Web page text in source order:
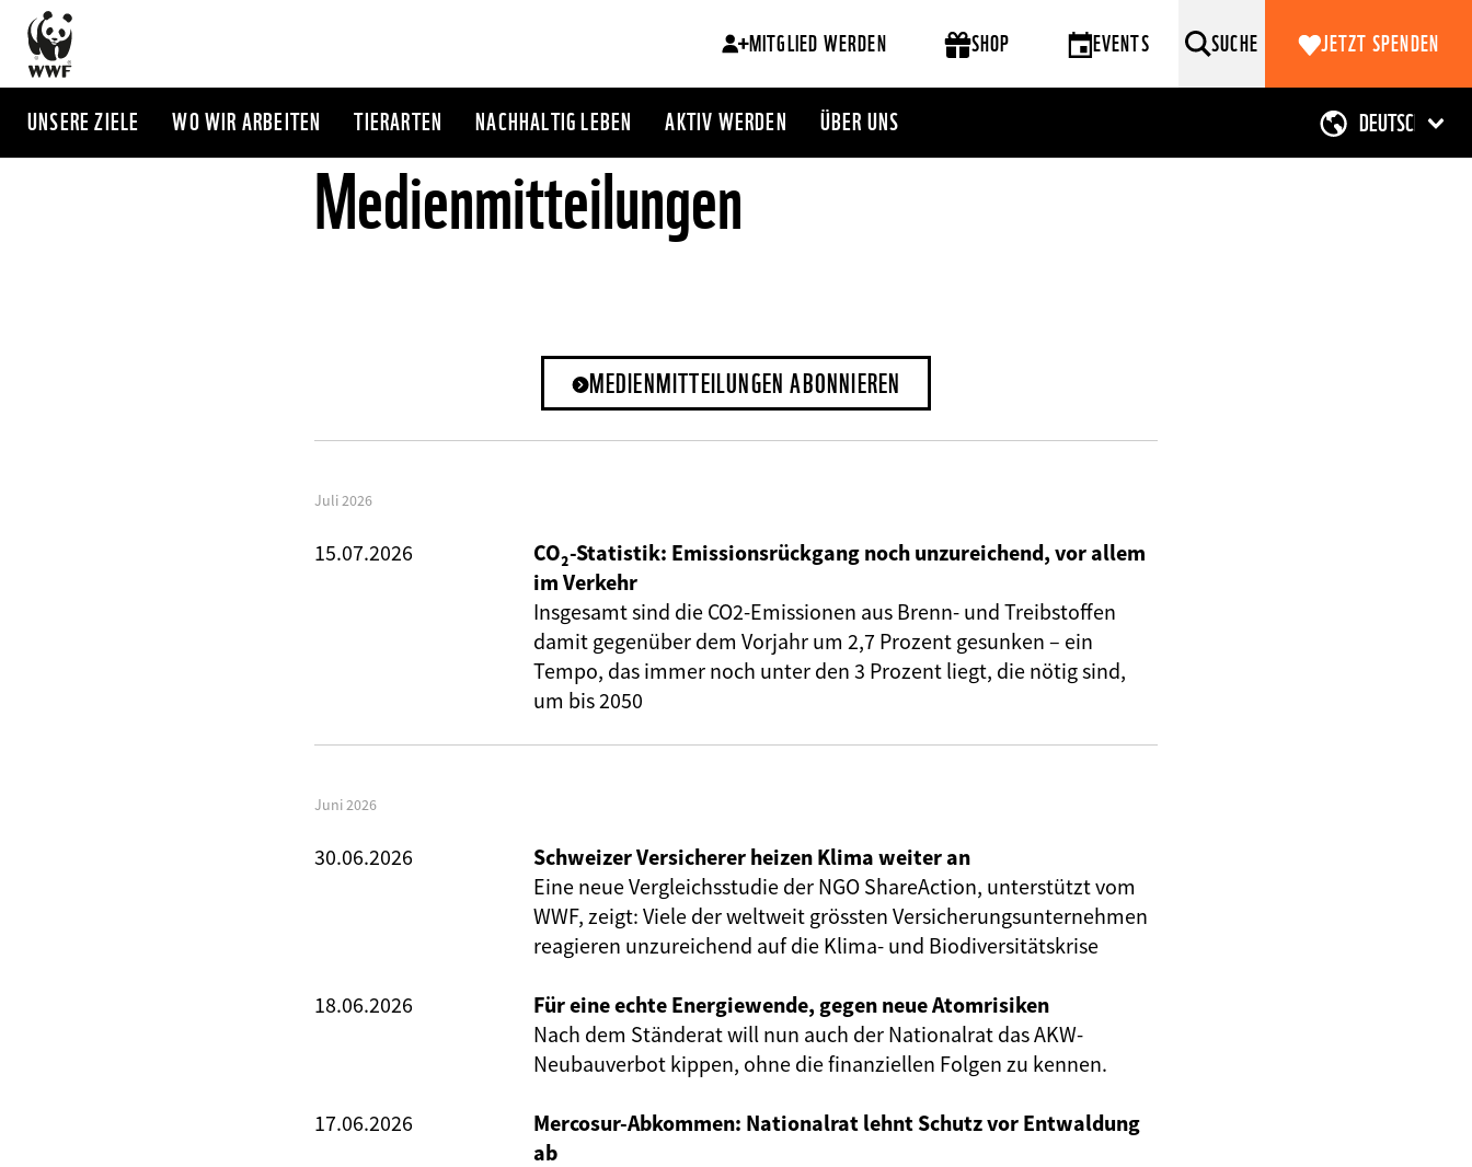
Direkt
zum
Inhalt
MITGLIED WERDEN SHOP EVENTS SUCHE JETZT SPENDEN
UNSERE ZIELE WO WIR ARBEITEN TIERARTEN NACHHALTIG LEBEN AKTIV WERDEN ÜBER UNS
Medienmitteilungen
MEDIENMITTEILUNGEN ABONNIEREN
Juli 2026
15.07.2026
CO₂-Statistik: Emissionsrückgang noch unzureichend, vor allem
im Verkehr
Insgesamt sind die CO2-Emissionen aus Brenn- und Treibstoffen
damit gegenüber dem Vorjahr um 2,7 Prozent gesunken – ein
Tempo, das immer noch unter den 3 Prozent liegt, die nötig sind,
um bis 2050
Juni 2026
30.06.2026
Schweizer Versicherer heizen Klima weiter an
Eine neue Vergleichsstudie der NGO ShareAction, unterstützt vom
WWF, zeigt: Viele der weltweit grössten Versicherungsunternehmen
reagieren unzureichend auf die Klima- und Biodiversitätskrise
18.06.2026
Für eine echte Energiewende, gegen neue Atomrisiken
Nach dem Ständerat will nun auch der Nationalrat das AKW-
Neubauverbot kippen, ohne die finanziellen Folgen zu kennen.
17.06.2026
Mercosur-Abkommen: Nationalrat lehnt Schutz vor Entwaldung
ab